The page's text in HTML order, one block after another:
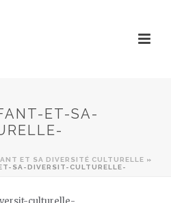
ET-SA-
ET SA DIVERSITÉ CULTURELLE »
SA-DIVERSIT-CULTURELLE-